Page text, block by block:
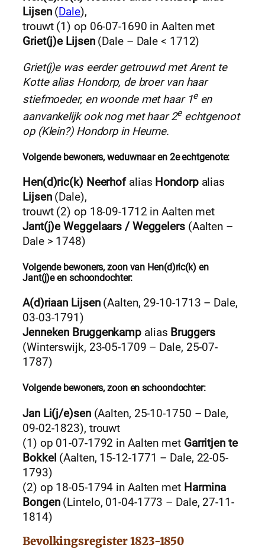
Lijsen(Dale),
trouwt (1) op 06-07-1690 in Aalten met
Griet(j)e Lijsen(Dale – Dale < 1712)
Griet(j)e was eerder getrouwd met Arent te
Kotte alias Hondorp, de broer van haar
stiefmoeder, en woonde met haar 1een
aanvankelijk ook nog met haar 2eechtgenoot
op (Klein?) Hondorp in Heurne.
Volgende bewoners, weduwnaar en 2e echtgenote:
Hen(d)ric(k) Neerhofalias Hondorpalias
Lijsen(Dale),
trouwt (2) op 18-09-1712 in Aalten met
Jant(j)e Weggelaars / Weggelers(Aalten –
Dale > 1748)
Volgende bewoners, zoon van Hen(d)ric(k) en
Jant(j)e en schoondochter:
A(d)riaan Lijsen(Aalten, 29-10-1713 – Dale,
03-03-1791)
Jenneken Bruggenkamp alias Bruggers
(Winterswijk, 23-05-1709 – Dale, 25-07-
1787)
Volgende bewoners, zoon en schoondochter:
Jan Li(j/e)sen(Aalten, 25-10-1750 – Dale,
09-02-1823), trouwt
(1) op 01-07-1792 in Aalten met Garritjen te
Bokkel (Aalten, 15-12-1771 – Dale, 22-05-
1793)
(2) op 18-05-1794 in Aalten met Harmina
Bongen(Lintelo, 01-04-1773 – Dale, 27-11-
1814)
Bevolkingsregister 1823-1850